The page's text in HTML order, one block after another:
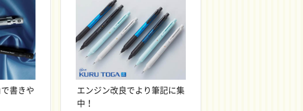
書きや
エンジン改良でより筆記に集
中！